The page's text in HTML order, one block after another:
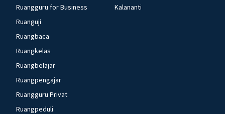
Ruangguru for Business
Ruanguji
Ruangbaca
Ruangkelas
Ruangbelajar
Ruangpengajar
Ruangguru Privat
Ruangpeduli
Kalananti